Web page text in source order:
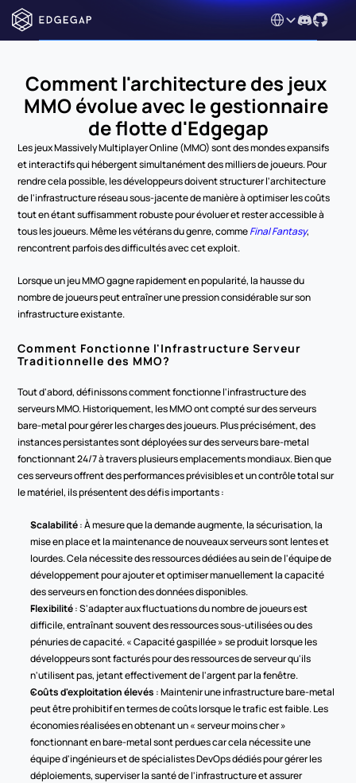
Select Language
Comment l'architecture des jeux
MMO évolue avec le gestionnaire
de flotte d'Edgegap
Les jeux Massively Multiplayer Online (MMO) sont des mondes expansifs
et interactifs qui hébergent simultanément des milliers de joueurs. Pour
rendre cela possible, les développeurs doivent structurer l'architecture
de l'infrastructure réseau sous-jacente de manière à optimiser les coûts
tout en étant suffisamment robuste pour évoluer et rester accessible à
tous les joueurs. Même les vétérans du genre, comme Final Fantasy,
rencontrent parfois des difficultés avec cet exploit.
Lorsque un jeu MMO gagne rapidement en popularité, la hausse du
nombre de joueurs peut entraîner une pression considérable sur son
infrastructure existante.
Comment Fonctionne l'Infrastructure Serveur
Traditionnelle des MMO?
Tout d'abord, définissons comment fonctionne l'infrastructure des
serveurs MMO. Historiquement, les MMO ont compté sur des serveurs
bare-metal pour gérer les charges des joueurs. Plus précisément, des
instances persistantes sont déployées sur des serveurs bare-metal
fonctionnant 24/7 à travers plusieurs emplacements mondiaux. Bien que
ces serveurs offrent des performances prévisibles et un contrôle total sur
le matériel, ils présentent des défis importants :
Scalabilité : À mesure que la demande augmente, la sécurisation, la
mise en place et la maintenance de nouveaux serveurs sont lentes et
lourdes. Cela nécessite des ressources dédiées au sein de l'équipe de
développement pour ajouter et optimiser manuellement la capacité
des serveurs en fonction des données disponibles.
Flexibilité : S'adapter aux fluctuations du nombre de joueurs est
difficile, entraînant souvent des ressources sous-utilisées ou des
pénuries de capacité. « Capacité gaspillée » se produit lorsque les
développeurs sont facturés pour des ressources de serveur qu'ils
n'utilisent pas, jetant effectivement de l'argent par la fenêtre.
Coûts d'exploitation élevés : Maintenir une infrastructure bare-metal
peut être prohibitif en termes de coûts lorsque le trafic est faible. Les
économies réalisées en obtenant un « serveur moins cher »
fonctionnant en bare-metal sont perdues car cela nécessite une
équipe d'ingénieurs et de spécialistes DevOps dédiés pour gérer les
déploiements, superviser la santé de l'infrastructure et assurer